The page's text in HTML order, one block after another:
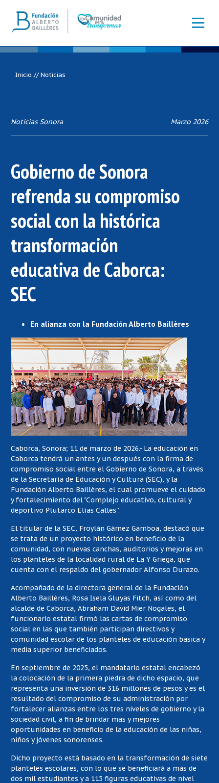
Inicio //Noticias
Noticias Sonora Marzo 2026
Gobierno de Sonora
refrenda su compromiso
social con la histórica
transformación
educativa de Caborca:
SEC
En alianza con la Fundación Alberto Baillères
Caborca, Sonora; 11 de marzo de 2026.- La educación en
Caborca tendrá un antes y un después con la firma de
compromiso social entre el Gobierno de Sonora, a través
de la Secretaría de Educación y Cultura (SEC), y la
Fundación Alberto Baillères, el cual promueve el cuidado
y fortalecimiento del "Complejo educativo, cultural y
deportivo Plutarco Elías Calles”.
El titular de la SEC, Froylán Gámez Gamboa, destacó que
se trata de un proyecto histórico en beneficio de la
comunidad, con nuevas canchas, auditorios y mejoras en
los planteles de la localidad rural de La Y Griega, que
cuenta con el respaldo del gobernador Alfonso Durazo.
Acompañado de la directora general de la Fundación
Alberto Baillères, Rosa Isela Gluyas Fitch, así como del
alcalde de Caborca, Abraham David Mier Nogales, el
funcionario estatal firmó las cartas de compromiso
social en las que también participan directivos y
comunidad escolar de los planteles de educación básica y
media superior beneficiados.
En septiembre de 2025, el mandatario estatal encabezó
la colocación de la primera piedra de dicho espacio, que
representa una inversión de 316 millones de pesos y es el
resultado del compromiso de su administración por
fortalecer alianzas entre los tres niveles de gobierno y la
sociedad civil, a fin de brindar más y mejores
oportunidades en beneficio de la educación de las niñas,
niños y jóvenes sonorenses.
Dicho proyecto está basado en la transformación de siete
planteles escolares, con lo que se beneficiará a más de
dos mil estudiantes y a 115 figuras educativas de nivel